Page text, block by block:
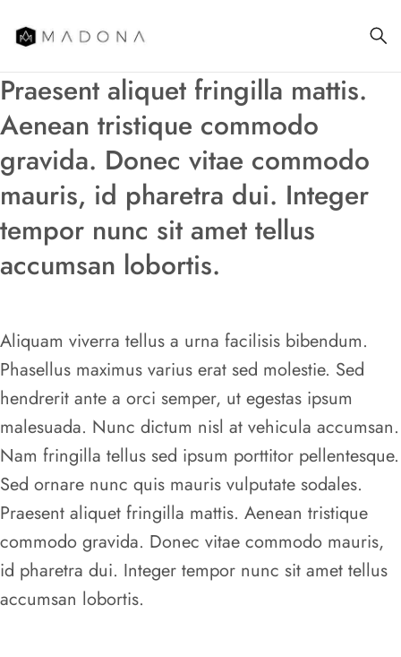
Praesent aliquet fringilla mattis.
Aenean tristique commodo
gravida. Donec vitae commodo
mauris, id pharetra dui. Integer
tempor nunc sit amet tellus
accumsan lobortis.
Aliquam viverra tellus a urna facilisis bibendum.
Phasellus maximus varius erat sed molestie. Sed
hendrerit ante a orci semper, ut egestas ipsum
malesuada. Nunc dictum nisl at vehicula accumsan.
Nam fringilla tellus sed ipsum porttitor pellentesque.
Sed ornare nunc quis mauris vulputate sodales.
Praesent aliquet fringilla mattis. Aenean tristique
commodo gravida. Donec vitae commodo mauris,
id pharetra dui. Integer tempor nunc sit amet tellus
accumsan lobortis.